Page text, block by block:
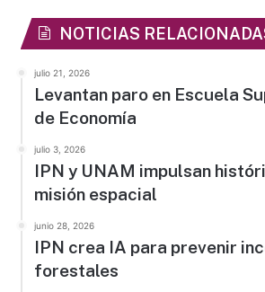
NOTICIAS
julio 21, 2026
Levantan paro en Escuela
de Economía
julio 3, 2026
IPN y UNAM impulsan
misión espacial
junio 28, 2026
IPN crea IA para prevenir
forestales